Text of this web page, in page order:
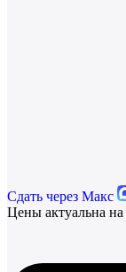
Сдать через Макс
Цены актуальна на